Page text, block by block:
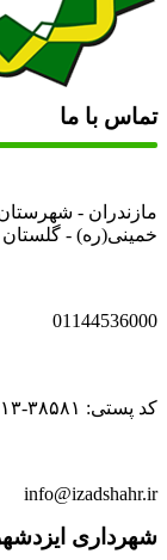
تماس با ما
مازندران -
خمینی(ره) - گلستان ۶۷ - شهرداری ایزدشهر
01144536000
کد پستی: ۳۸۵۸۱-۴۶۴۱۳
info@izadshahr.ir
شهرداری